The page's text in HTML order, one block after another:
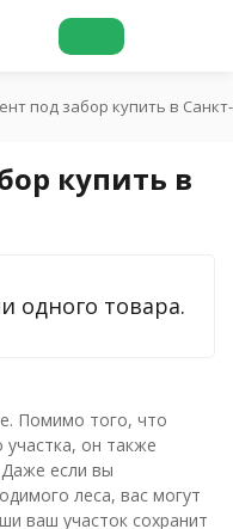
под забор купить в
купить в
одного товара.
Помимо того, что
он также
если вы
леса, вас могут
ваш участок сохранит